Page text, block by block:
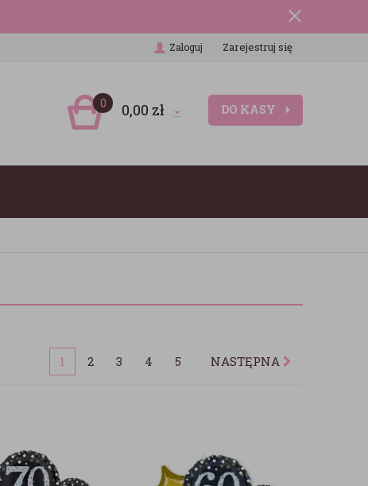
Zaloguj Zarejestruj się
0 0,00 zł DO KASY
1 2 3 4 5 NASTĘPNA